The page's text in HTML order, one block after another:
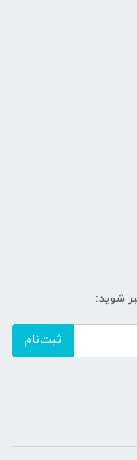
شوید:
ثبت‌نام